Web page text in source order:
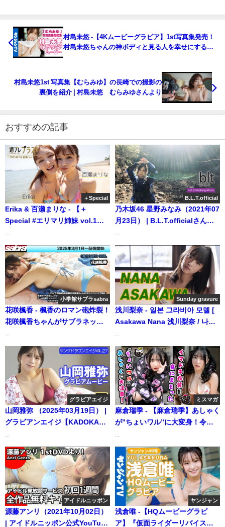
村島未悠 -【4Kムービーグラビア】1st写真集発売！
村島未悠ちゃんの神ボディと見る人を幸せにする癒
@miyu_murashima（2022年12月07日） | ヤンジャ
ンTV【集英社ヤングジャンプ公式】さんより
村島未悠1st 写真集【むらみゆ】の長崎での撮影の
裏側を紹介 | 村島未悠 むらみゆさんより
おすすめの記事
＋Special
Erika & 百瀬まりな - 【＋
Special #エリマリ姉妹 vol.1】
が「プラス！」初登場‼︎ ＜2025
年7月前期＞―Erika,Marina
Momose（エリカ＆マリナ） |
週プレChannel【集英社 週刊プ
レイボーイ公式】さんより
B.L.T.official
乃木坂46 星野みなみ（2021年07
月23日） | B.L.T.officialさんよ
小学館サブラsabra
花咲楓香 - 楓香のロマン砲炸裂！
花咲楓香ちゃんがサブラネット3
01, 2025) | 小学館サブラsabraさ
んより
Sunday gravure
浅川梨奈 - 일본 그라비아 모델 [
Asakawa Nana 浅川梨奈 / 나나
(Dec 12, 2022) | 선데이 그라비
아さんより
グラビアエイジ
山岡雅弥 （2025年03月19日） |
グラビアンエイジ【KADOKAWA
り
ミスマガ
麻倉瑞季 - 【麻倉瑞季】あしゃく
が”ちょいワル”に大変身！令和
（2023年05月18日） | ミスマガ
TVさんより
アイドルニッポン
源藤アンリ（2021年10月02日）
| アイドルニッポン公式YouTube
ヤンジャン
浅倉唯 -【HQムービーグラビ
ア】『仮面ライダーリバイス』